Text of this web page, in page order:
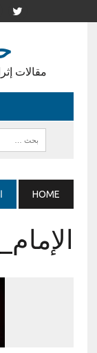
مقالات
HOME